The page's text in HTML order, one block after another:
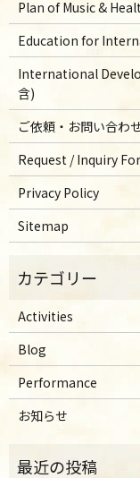
Plan of Music &
Education for
International
含)
ご依頼・お問い合わ
Request / Inquiry
Privacy Policy
Sitemap
Activities
Blog
Performance
お知らせ